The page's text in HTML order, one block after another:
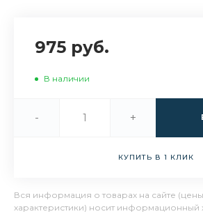
975 руб.
В наличии
- +
КУПИТЬ В 1 КЛИК
Вся информация о товарах на сайте
характеристики) носит информационный